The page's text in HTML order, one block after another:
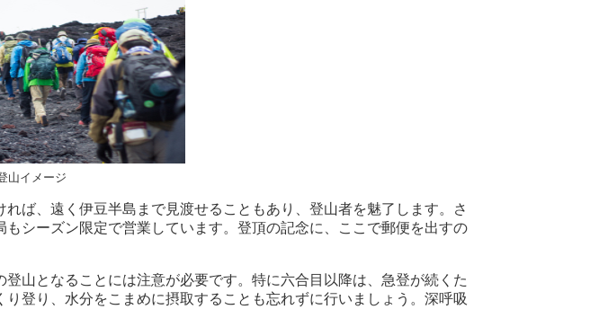
山イメージ
ば、遠く伊豆半島まで見渡せることもあり、登山者を魅了します。さ
シーズン限定で営業しています。登頂の記念に、ここで郵便を出すの
山となることには注意が必要です。特に六合目以降は、急登が続くた
登り、水分をこまめに摂取することも忘れずに行いましょう。深呼吸